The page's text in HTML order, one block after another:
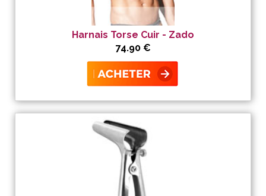
Harnais Torse Cuir - Zado
74.90 €